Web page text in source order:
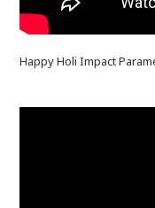
Happy Holi Impact